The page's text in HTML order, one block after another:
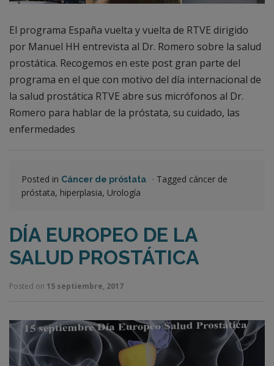
El programa España vuelta y vuelta de RTVE dirigido
por Manuel HH entrevista al Dr. Romero sobre la salud
prostática. Recogemos en este post gran parte del
programa en el que con motivo del día internacional de
la salud prostática RTVE abre sus micrófonos al Dr.
Romero para hablar de la próstata, su cuidado, las
enfermedades
Posted in Cáncer de próstata · Tagged cáncer de
próstata, hiperplasia, Urología
DÍA EUROPEO DE LA
SALUD PROSTÁTICA
Posted on 15 septiembre, 2017